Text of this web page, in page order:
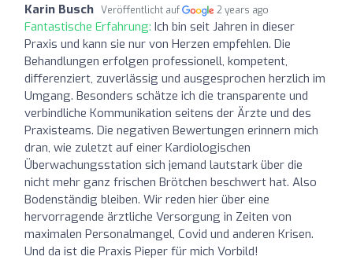
Karin Busch Veröffentlicht auf 2 years ago
Fantastische Erfahrung: Ich bin seit Jahren in dieser
Praxis und kann sie nur von Herzen empfehlen. Die
Behandlungen erfolgen professionell, kompetent,
differenziert, zuverlässig und ausgesprochen herzlich im
Umgang. Besonders schätze ich die transparente und
verbindliche Kommunikation seitens der Ärzte und des
Praxisteams. Die negativen Bewertungen erinnern mich
dran, wie zuletzt auf einer Kardiologischen
Überwachungsstation sich jemand lautstark über die
nicht mehr ganz frischen Brötchen beschwert hat. Also
Bodenständig bleiben. Wir reden hier über eine
hervorragende ärztliche Versorgung in Zeiten von
maximalen Personalmangel, Covid und anderen Krisen.
Und da ist die Praxis Pieper für mich Vorbild!